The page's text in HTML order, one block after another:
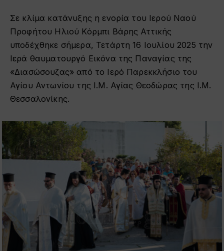
Σε κλίμα κατάνυξης η ενορία του Ιερού Ναού
Προφήτου Ηλιού Κόρμπι Βάρης Αττικής
υποδέχθηκε σήμερα, Τετάρτη 16 Ιουλίου 2025 την
Ιερά θαυματουργό Εικόνα της Παναγίας της
«Διασώσουζας» από το Ιερό Παρεκκλήσιο του
Αγίου Αντωνίου της Ι.Μ. Αγίας Θεοδώρας της Ι.Μ.
Θεσσαλονίκης.